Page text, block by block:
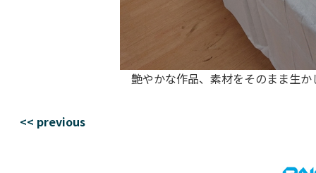
艶やかな作品、素材をそのまま生
<< previous